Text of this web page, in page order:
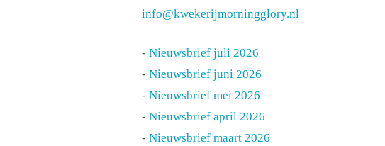
info@kwekerijmorningglory.nl
-Nieuwsbrief juli 2026
-Nieuwsbrief juni 2026
-Nieuwsbrief mei 2026
-Nieuwsbrief april 2026
-Nieuwsbrief maart 2026